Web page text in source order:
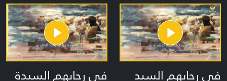
في رحابهم السيد
في رحابهم السيدة